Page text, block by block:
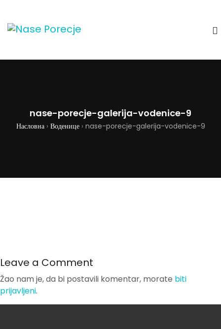
nase-porecje-galerija-vodenice-9
Насловна› Воденице› nase-porecje-galerija-vodenice-9
Leave a Comment
Žao nam je, da bi postavili komentar, morate biti
prijavljeni.